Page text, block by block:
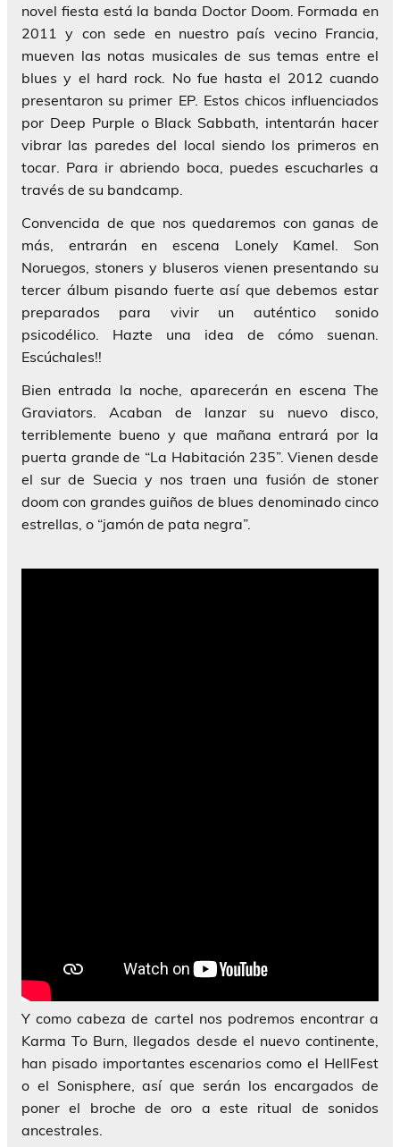
novel fiesta está la banda Doctor Doom. Formada en
2011 y con sede en nuestro país vecino Francia,
mueven las notas musicales de sus temas entre el
blues y el hard rock. No fue hasta el 2012 cuando
presentaron su primer EP. Estos chicos influenciados
por Deep Purple o Black Sabbath, intentarán hacer
vibrar las paredes del local siendo los primeros en
tocar. Para ir abriendo boca, puedes escucharles a
través de su bandcamp.
Convencida de que nos quedaremos con ganas de
más, entrarán en escena Lonely Kamel. Son
Noruegos, stoners y bluseros vienen presentando su
tercer álbum pisando fuerte así que debemos estar
preparados para vivir un auténtico sonido
psicodélico. Hazte una idea de cómo suenan.
Escúchales!!
Bien entrada la noche, aparecerán en escena The
Graviators. Acaban de lanzar su nuevo disco,
terriblemente bueno y que mañana entrará por la
puerta grande de “La Habitación 235”. Vienen desde
el sur de Suecia y nos traen una fusión de stoner
doom con grandes guiños de blues denominado cinco
estrellas, o “jamón de pata negra”.
Y como cabeza de cartel nos podremos encontrar a
Karma To Burn, llegados desde el nuevo continente,
han pisado importantes escenarios como el HellFest
o el Sonisphere, así que serán los encargados de
poner el broche de oro a este ritual de sonidos
ancestrales.